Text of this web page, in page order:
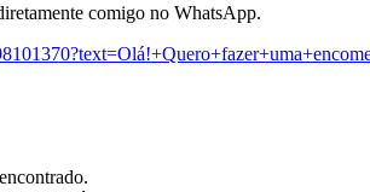
comigo no WhatsApp.